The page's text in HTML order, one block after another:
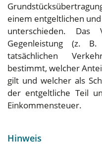
einem entgeltlichen
unterschieden. Das
Gegenleistung (z. B.
tatsächlichen
bestimmt, welcher
gilt und welcher als
der entgeltliche Teil
Einkommensteuer.
Hinweis